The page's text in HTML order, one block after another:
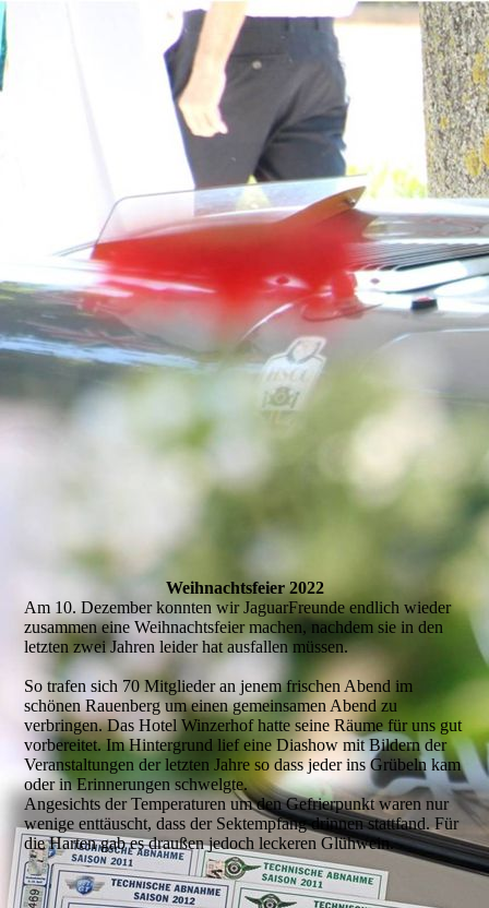
Weihnachtsfeier 2022
Am 10. Dezember konnten wir JaguarFreunde endlich wieder
zusammen eine Weihnachtsfeier machen, nachdem sie in den
letzten zwei Jahren leider hat ausfallen müssen.
So trafen sich 70 Mitglieder an jenem frischen Abend im
schönen Rauenberg um einen gemeinsamen Abend zu
verbringen. Das Hotel Winzerhof hatte seine Räume für uns gut
vorbereitet. Im Hintergrund lief eine Diashow mit Bildern der
Veranstaltungen der letzten Jahre so dass jeder ins Grübeln kam
oder in Erinnerungen schwelgte.
Angesichts der Temperaturen um den Gefrierpunkt waren nur
wenige enttäuscht, dass der Sektempfang drinnen stattfand. Für
die Harten gab es draußen jedoch leckeren Glühwein.